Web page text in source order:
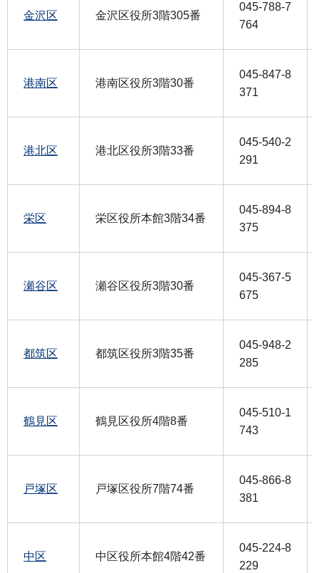
金沢区 金沢区役所3階305番
045-788-7
764
港南区 港南区役所3階30番
045-847-8
371
港北区 港北区役所3階33番
045-540-2
291
栄区 栄区役所本館3階34番
045-894-8
375
瀬谷区 瀬谷区役所3階30番
045-367-5
675
都筑区 都筑区役所3階35番
045-948-2
285
鶴見区 鶴見区役所4階8番
045-510-1
743
戸塚区 戸塚区役所7階74番
045-866-8
381
中区 中区役所本館4階42番
045-224-8
229